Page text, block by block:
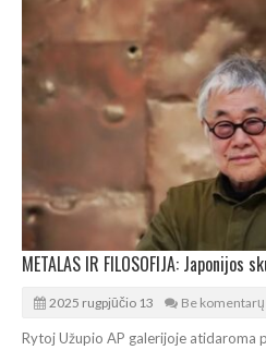
2025 rugpjūčio 13 Be komentarų
Rytoj Užupio AP galerijoje atidaroma